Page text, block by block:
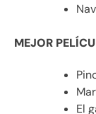
MEJOR
El